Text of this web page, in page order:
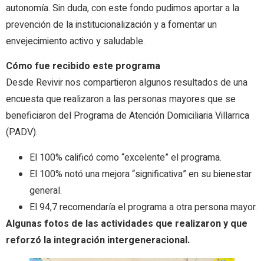
autonomía. Sin duda, con este fondo pudimos aportar a la
prevención de la institucionalización y a fomentar un
envejecimiento activo y saludable.
Cómo fue recibido este programa
Desde Revivir nos compartieron algunos resultados de una
encuesta que realizaron a las personas mayores que se
beneficiaron del Programa de Atención Domiciliaria Villarrica
(PADV).
El 100% calificó como “excelente” el programa.
El 100% notó una mejora “significativa” en su bienestar
general.
El 94,7 recomendaría el programa a otra persona mayor.
Algunas fotos de las actividades que realizaron y que
reforzó la integración intergeneracional.